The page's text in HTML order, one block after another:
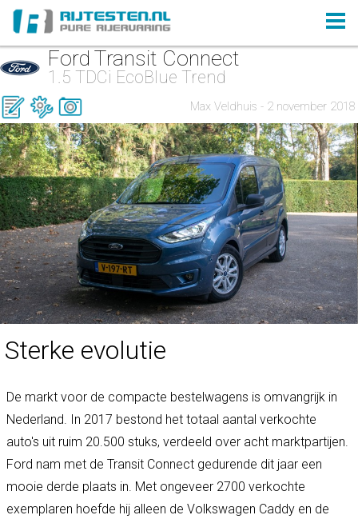
Ford Transit Connect
1.5 TDCi EcoBlue Trend
Max Veldhuis - 2 november 2018
Sterke evolutie
De markt voor de compacte bestelwagens is omvangrijk in
Nederland. In 2017 bestond het totaal aantal verkochte
auto's uit ruim 20.500 stuks, verdeeld over acht marktpartijen.
Ford nam met de Transit Connect gedurende dit jaar een
mooie derde plaats in. Met ongeveer 2700 verkochte
exemplaren hoefde hij alleen de Volkswagen Caddy en de